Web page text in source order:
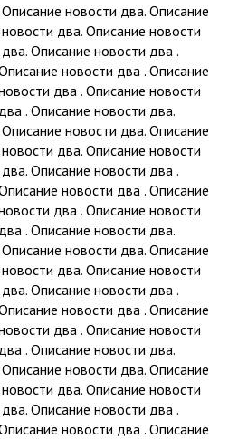
новости два. Описание
два. Описание новости
Описание новости два .
новости два . Описание
два . Описание новости
. Описание новости два.
новости два. Описание
два. Описание новости
Описание новости два .
новости два . Описание
два . Описание новости
. Описание новости два.
новости два. Описание
два. Описание новости
Описание новости два .
новости два . Описание
два . Описание новости
. Описание новости два.
новости два. Описание
два. Описание новости
Описание новости два .
новости два . Описание